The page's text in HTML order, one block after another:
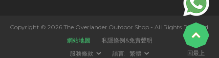
回最上
Copyright © 2026 The Overlander Outdoor Shop - All Rights Reserved.
網站地圖
私隱條例&免責聲明
服務條款
語言: 繁體